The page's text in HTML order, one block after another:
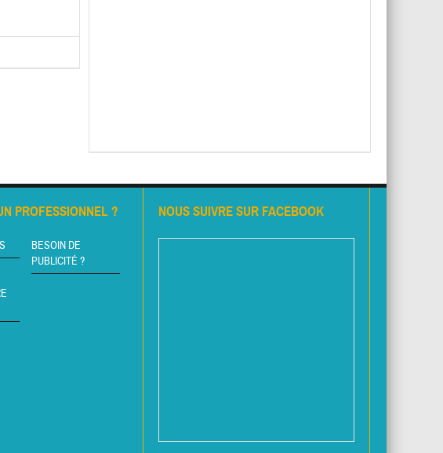
PROFESSIONNEL ?
BESOIN DE
PUBLICITÉ ?
NOUS SUIVRE SUR FACEBOOK